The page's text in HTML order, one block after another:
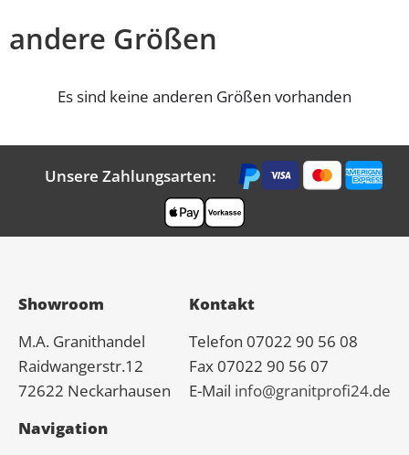
andere Größen
Es sind keine anderen Größen vorhanden
Unsere Zahlungsarten:
Showroom
M.A. Granithandel
Raidwangerstr.12
72622 Neckarhausen
Kontakt
Telefon 07022 90 56 08
Fax 07022 90 56 07
E-Mail info@granitprofi24.de
Navigation